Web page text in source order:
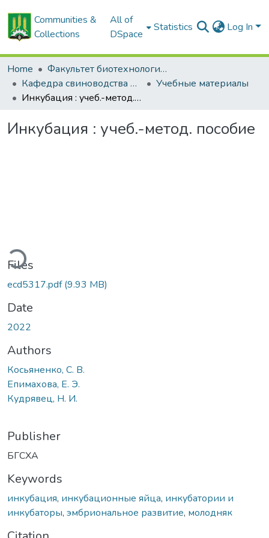
Communities &
Collections
All of
DSpace
Statistics Log In
Home
Факультет биотехнологии и аквакультуры
Кафедра свиноводства и мелкого животноводства
Учебные материалы
Инкубация : учеб.-метод. пособие
Инкубация : учеб.-метод. пособие
Files
ecd5317.pdf(9.93 MB)
Date
2022
Authors
Косьяненко, С. В.
Епимахова, Е. Э.
Кудрявец, Н. И.
Publisher
БГСХА
Keywords
инкубация, инкубационные яйца, инкубатории и
инкубаторы, эмбриональное развитие, молодняк